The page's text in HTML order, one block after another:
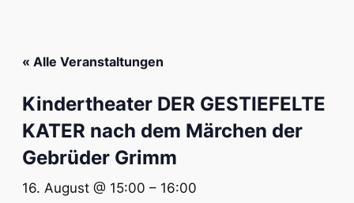
« Alle Veranstaltungen
Kindertheater DER GESTIEFELTE
KATER nach dem Märchen der
Gebrüder Grimm
16. August @ 15:00 – 16:00